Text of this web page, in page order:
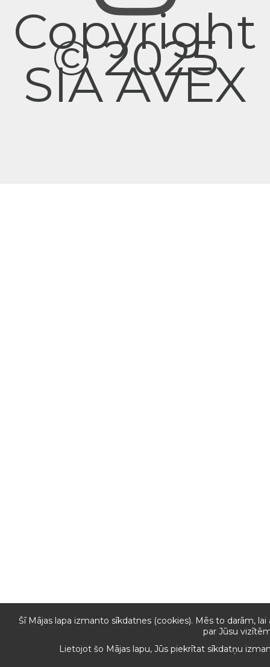
Copyright
© 2025
SIA AVEX
Šī Mājas lapa izmanto sīkdatnes (cookies). Mēs to darām,
par Jūsu
Lietojot šo Mājas lapu, Jūs piekrītat sīkdatņu